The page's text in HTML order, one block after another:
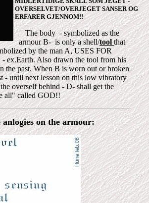
OVERSELVET/OVERJEGET SANSER OG
ERFARER GJENNOM!!
The body - symbolized as the
armour B- is only a shell/tool that
by the man A, USES FOR
Also drawn the tool from his
the past. When B is worn out or broken
- until next lesson on this low vibratory
overself behind - D- shall get the
all" called GOD!!
on the armour: